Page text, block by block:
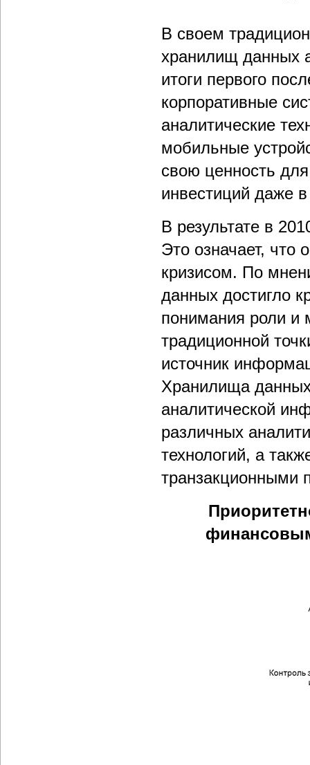
В своем
хранилищ данных
итоги первого
корпоративные
аналитические
мобильные
свою ценность
инвестиций даже
В результате в
Это означает, что
кризисом. По
данных достигло
понимания роли и
традиционной
источник
Хранилища данных
аналитической
различных
технологий, а
транзакционными